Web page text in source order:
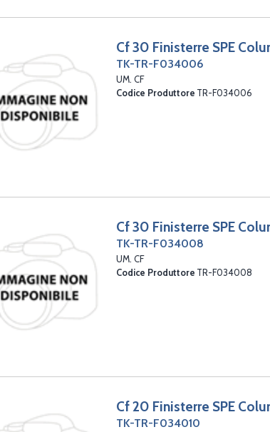
Cf 30 Finisterre SPE
TK-TR-F034006
UM. CF
Codice Produttore TR-F034006
Cf 30 Finisterre SPE
TK-TR-F034008
UM. CF
Codice Produttore TR-F034008
Cf 20 Finisterre SPE
TK-TR-F034010